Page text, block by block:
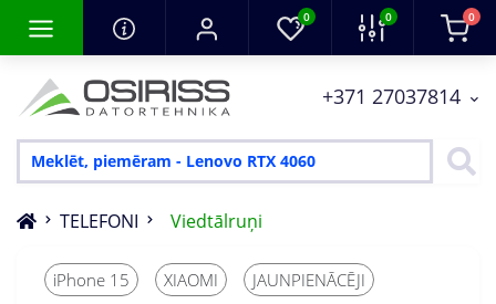
0 0 0
+371 27037814
TELEFONI Viedtālruņi
iPhone 15 XIAOMI JAUNPIENĀCĒJI